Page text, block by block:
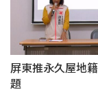
屏東推永久屋地
題